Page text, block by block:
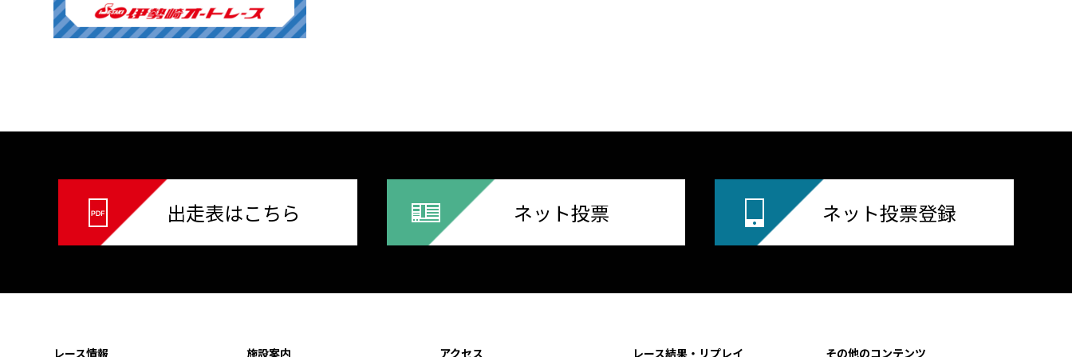
出走表はこちら ネット投票 ネット投票登録
レース情報 施設案内 アクセス レース結果・リプレイ その他のコンテンツ